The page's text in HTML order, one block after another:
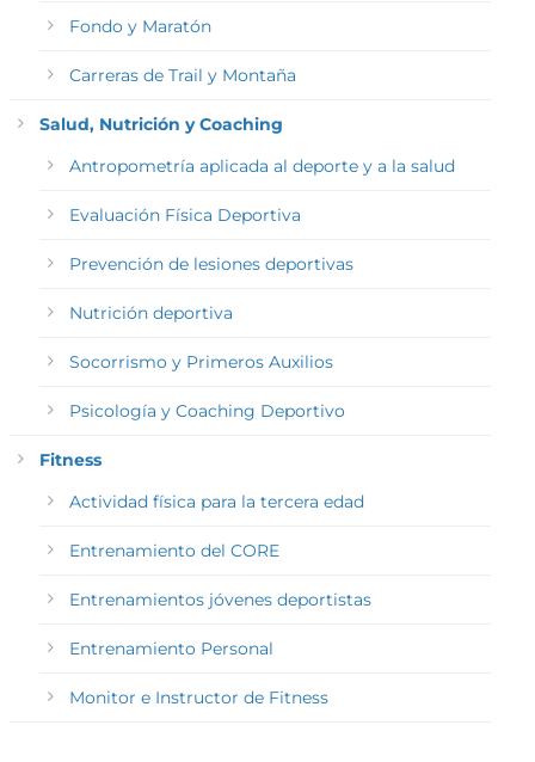
Fondo y Maratón
Carreras de Trail y Montaña
Salud, Nutrición y Coaching
Antropometría aplicada al deporte y a la salud
Evaluación Física Deportiva
Prevención de lesiones deportivas
Nutrición deportiva
Socorrismo y Primeros Auxilios
Psicología y Coaching Deportivo
Fitness
Actividad física para la tercera edad
Entrenamiento del CORE
Entrenamientos jóvenes deportistas
Entrenamiento Personal
Monitor e Instructor de Fitness